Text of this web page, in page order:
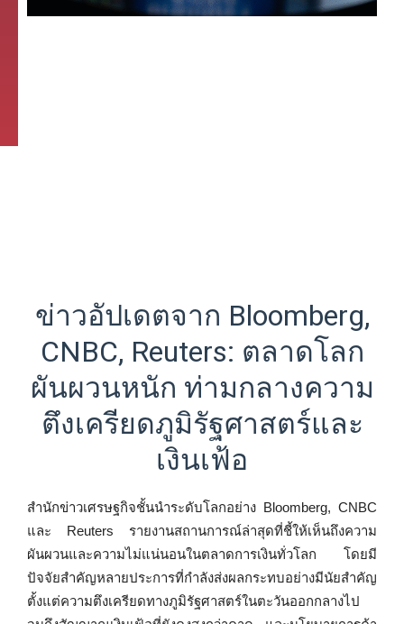
ข่าวอัปเดตจาก Bloomberg,
CNBC, Reuters: ตลาดโลก
ผันผวนหนัก ท่ามกลางความ
ตึงเครียดภูมิรัฐศาสตร์และ
เงินเฟ้อ
สำนักข่าวเศรษฐกิจชั้นนำระดับโลกอย่าง Bloomberg, CNBC
และ Reuters รายงานสถานการณ์ล่าสุดที่ชี้ให้เห็นถึงความ
ผันผวนและความไม่แน่นอนในตลาดการเงินทั่วโลก โดยมี
ปัจจัยสำคัญหลายประการที่กำลังส่งผลกระทบอย่างมีนัยสำคัญ
ตั้งแต่ความตึงเครียดทางภูมิรัฐศาสตร์ในตะวันออกกลางไป